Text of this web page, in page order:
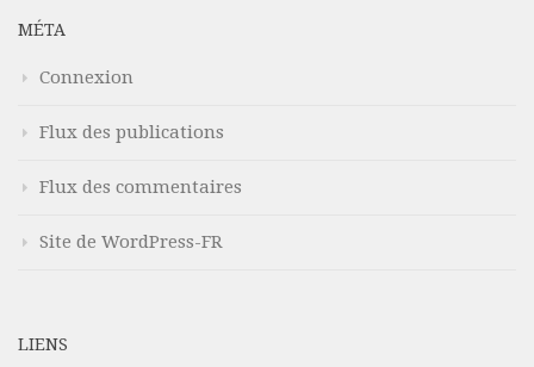
MÉTA
Connexion
Flux des publications
Flux des commentaires
Site de WordPress-FR
LIENS